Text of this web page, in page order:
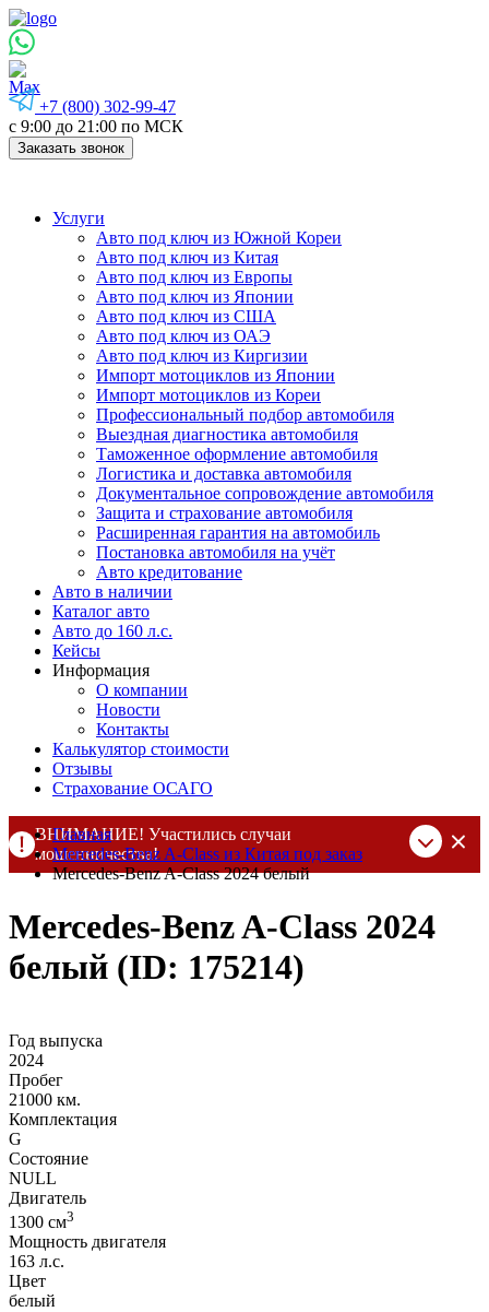
+7 (800) 302-99-47
с 9:00 до 21:00 по МСК
Заказать звонок
Услуги
Авто под ключ из Южной Кореи
Авто под ключ из Китая
Авто под ключ из Европы
Авто под ключ из Японии
Авто под ключ из США
Авто под ключ из ОАЭ
Авто под ключ из Киргизии
Импорт мотоциклов из Японии
Импорт мотоциклов из Кореи
Профессиональный подбор автомобиля
Выездная диагностика автомобиля
Таможенное оформление автомобиля
Логистика и доставка автомобиля
Документальное сопровождение автомобиля
Защита и страхование автомобиля
Расширенная гарантия на автомобиль
Постановка автомобиля на учёт
Авто кредитование
Авто в наличии
Каталог авто
Авто до 160 л.с.
Кейсы
Информация
О компании
Новости
Контакты
Калькулятор стоимости
Отзывы
Страхование ОСАГО
ВНИМАНИЕ! Участились случаи
мошенничества!
Компания DSS Group принимает оплату за свои услуги только
При любых подозрениях, свяжитесь с нами по официальным
контактам, указанным в соц сетях и на сайте
Главная
Mercedes-Benz A-Class из Китая под заказ
Mercedes-Benz A-Class 2024 белый
Mercedes-Benz A-Class 2024
белый (ID: 175214)
Год выпуска
2024
Пробег
21000 км.
Комплектация
G
Состояние
NULL
Двигатель
1300 cм3
Мощность двигателя
163 л.с.
Цвет
белый